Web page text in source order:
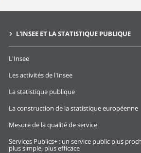
L'INSEE ET LA STATISTIQUE PUBLIQUE
L'Insee
Les activités de l'Insee
La statistique publique
La construction de la statistique européenne
Mesure de la qualité de service
Services Publics+ : un service public plus
plus simple, plus efficace